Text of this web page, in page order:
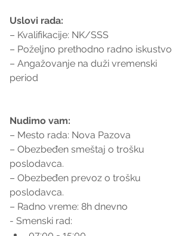
Uslovi rada:
– Kvalifikacije: NK/SSS
– Poželjno prethodno radno iskustvo
– Angažovanje na duži vremenski
period
Nudimo vam:
– Mesto rada: Nova Pazova
– Obezbeđen smeštaj o trošku
poslodavca.
– Obezbeđen prevoz o trošku
poslodavca.
– Radno vreme: 8h dnevno
- Smenski rad: